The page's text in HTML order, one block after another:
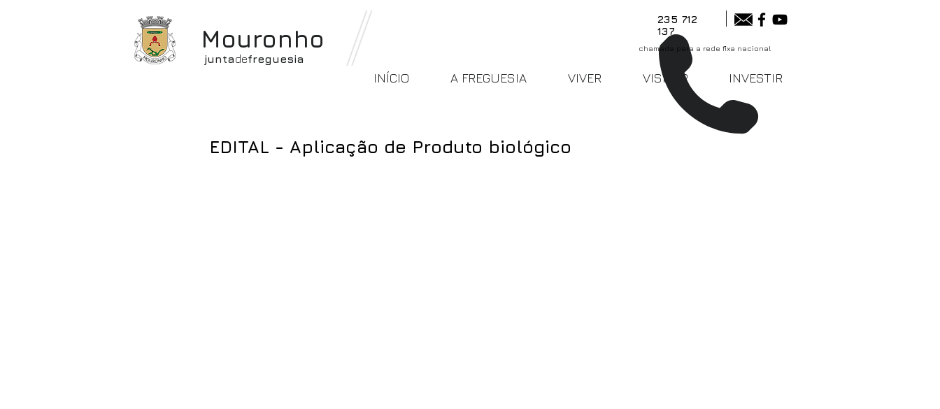
Mouronho
juntadefreguesia
235 712
137
chamada para a rede fixa nacional
INÍCIO A FREGUESIA VIVER VISITAR INVESTIR
EDITAL - Aplicação de Produto biológico